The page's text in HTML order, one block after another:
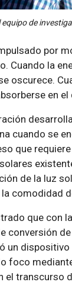
de
por
Cuando la
oscurece.
en
cuando se
que
de la luz
la comodidad
que con
conversión
un
foco
el transcurso